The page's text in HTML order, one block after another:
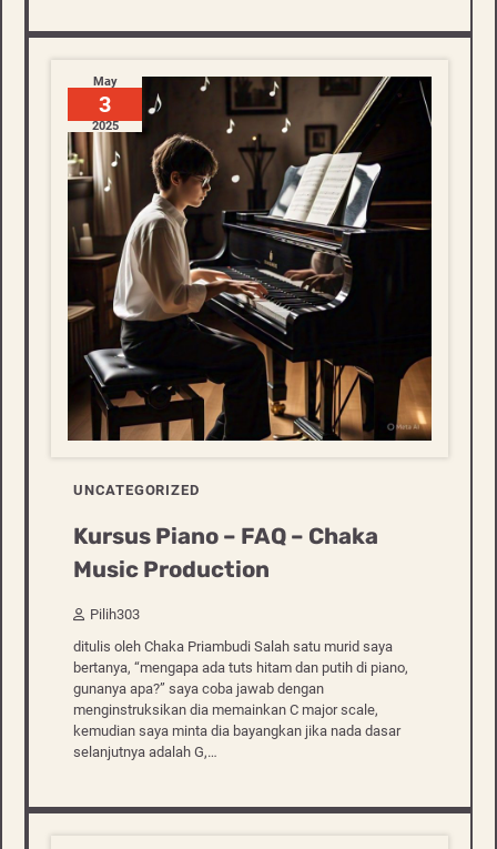
May
3
2025
UNCATEGORIZED
Kursus Piano – FAQ – Chaka
Music Production
Pilih303
ditulis oleh Chaka Priambudi Salah satu murid saya
bertanya, “mengapa ada tuts hitam dan putih di piano,
gunanya apa?” saya coba jawab dengan
menginstruksikan dia memainkan C major scale,
kemudian saya minta dia bayangkan jika nada dasar
selanjutnya adalah G,…